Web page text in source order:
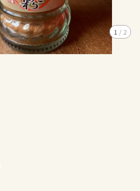
1 / 2